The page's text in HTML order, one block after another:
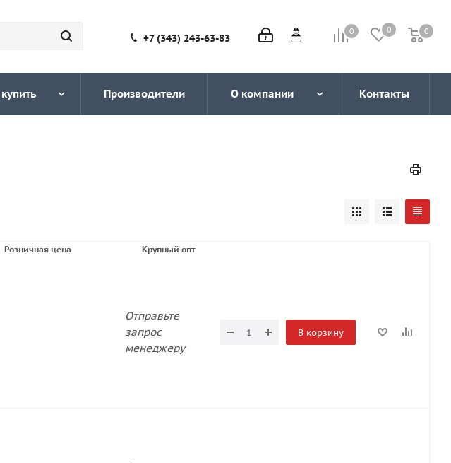
0 0 0
0
+7 (343) 243-63-83
Производители О компании Контакты
Розничная цена Крупный опт
Отправьте
запрос
менеджеру
В корзину